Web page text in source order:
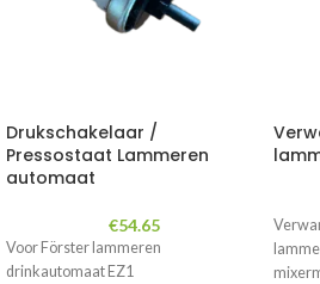
Drukschakelaar /
Pressostaat Lammeren
automaat
€54.65
Voor Förster lammeren
drinkautomaat EZ1